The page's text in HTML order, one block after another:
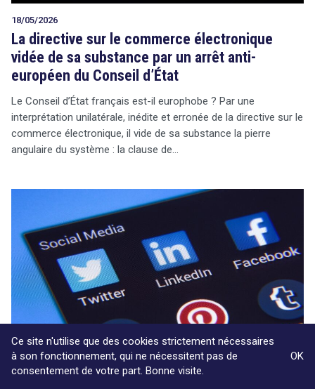
18/05/2026
La directive sur le commerce électronique
vidée de sa substance par un arrêt anti-
européen du Conseil d’État
Le Conseil d’État français est-il europhobe ? Par une
interprétation unilatérale, inédite et erronée de la directive sur le
commerce électronique, il vide de sa substance la pierre
angulaire du système : la clause de…
Ce site n'utilise que des cookies strictement nécessaires
à son fonctionnement, qui ne nécessitent pas de
consentement de votre part. Bonne visite.
OK